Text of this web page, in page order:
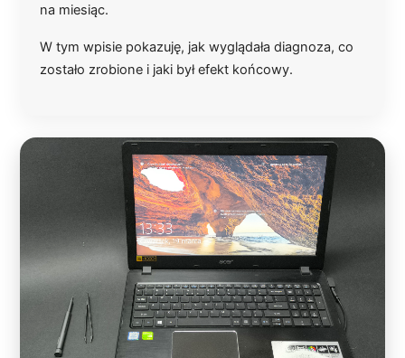
na miesiąc.
W tym wpisie pokazuję, jak wyglądała diagnoza, co
zostało zrobione i jaki był efekt końcowy.